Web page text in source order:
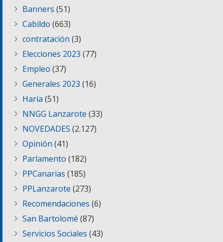
Banners (51)
Cabildo (663)
contratación (3)
Elecciones 2023 (77)
Empleo (37)
Generales 2023 (16)
Haría (51)
NNGG Lanzarote (33)
NOVEDADES (2.127)
Opinión (41)
Parlamento (182)
PPCanarias (185)
PPLanzarote (273)
Recomendaciones (6)
San Bartolomé (87)
Servicios Sociales (43)